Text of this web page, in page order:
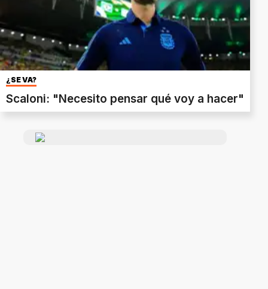
¿SE VA?
Scaloni: "Necesito pensar qué voy a hacer"